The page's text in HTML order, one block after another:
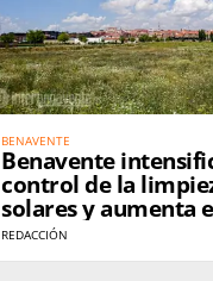
BENAVENTE
Benavente
control de la
solares y aumenta
cumplimiento de los
propietarios
REDACCIÓN